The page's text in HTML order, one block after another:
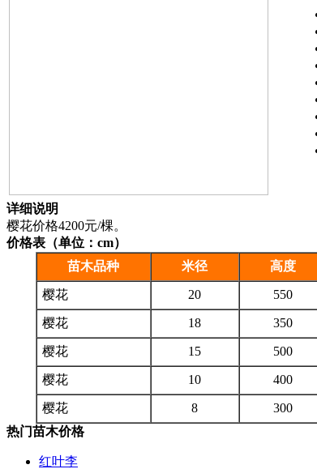
详细说明
樱花价格4200元/棵。
价格表（单位：cm）
苗木品种
米径 高度
樱花 20 550
樱花 18 350
樱花 15 500
樱花 10 400
樱花 8 300
热门苗木价格
红叶李